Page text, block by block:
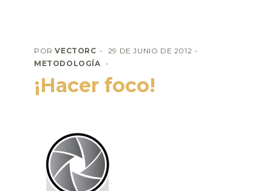
PORVECTORC
29 DE JUNIO DE 2012
METODOLOGÍA
¡Hacer foco!